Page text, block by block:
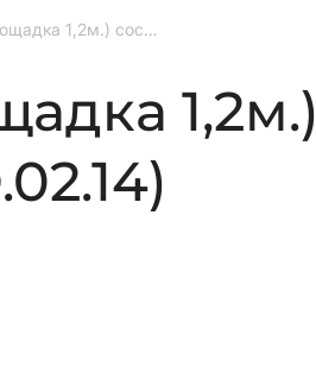
Горка (площадка 1,2м.) сосна
1,2м.)